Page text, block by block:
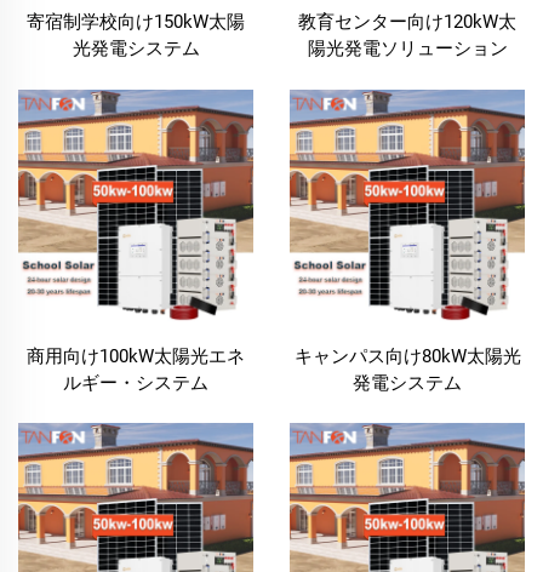
費用を節約でき、その資金を他の教育資源や施設の改
善に再配分することが可能になります。電気料金にお
にとって経済的にも実現可能な解決策となります。
環境にやさしく持続可能
環境持続可能性が教育政策においてますます重要にな
る中、学校向けソーラーシステムは、学校がカーボン
フットプリントを削減するための強力な手段を提供し
ます。石炭や石油などの従来型エネルギー源は、温室
効果ガス排出および気候変動の一因となっています。
一方、太陽光発電は、有害な排出物を一切生じないク
リーンで再生可能なエネルギー源です。太陽光エネル
ギーを導入することで、学校は持続可能性および環境
責任への取り組みを実証し、生徒、保護者、教育関係
者がますます重視するエコフレンドリーな実践に合致
した価値観を体現することができます。
寄宿制学校向け150kW太陽
光発電システム
教育センター向け120kW太
陽光発電ソリューション
商用向け100kW太陽光エネ
ルギー・システム
キャンパス向け80kW太陽光
発電システム